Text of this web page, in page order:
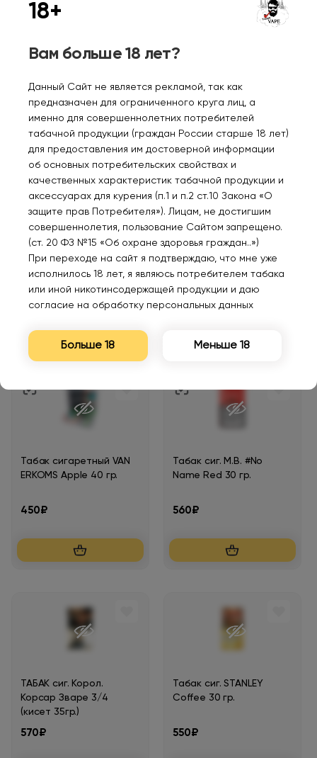
Табак сигаретный VAN
Табак сигаретный VAN
Табак сигаретный VAN
ERKOMS Cherry 40 гр.
450₽
Табак сигаретный VAN
450₽
Табак сигаретный VAN
ERKOMS Apple 40 гр.
450₽
Табак сиг. М.В. #No
Name Red 30 гр.
560₽
ТАБАК сиг. Корол.
Корсар Зваре 3/4
(кисет 35гр.)
570₽
Табак сиг. STANLEY
Coffee 30 гр.
550₽
18+
Вам больше 18 лет?
Данный Сайт не является рекламой, так как
предназначен для ограниченного круга лиц, а
именно для совершеннолетних потребителей
табачной продукции (граждан России старше 18 лет)
для предоставления им достоверной информации
об основных потребительских свойствах и
качественных характеристик табачной продукции и
аксессуарах для курения (п.1 и п.2 ст.10 Закона «О
защите прав Потребителя»). Лицам, не достигшим
совершеннолетия, пользование Сайтом запрещено.
(ст. 20 ФЗ №15 «Об охране здоровья граждан..»)
При переходе на сайт я подтверждаю, что мне уже
исполнилось 18 лет, я являюсь потребителем табака
или иной никотинсодержащей продукции и даю
согласие на обработку персональных данных
Больше 18 Меньше 18